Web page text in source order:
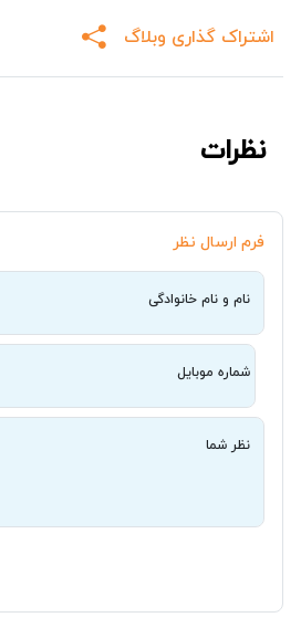
اشتراک گذاری وبلاگ
نظرات
فرم ارسال نظر
نام و نام خانوادگی
شماره موبایل
نظر شما